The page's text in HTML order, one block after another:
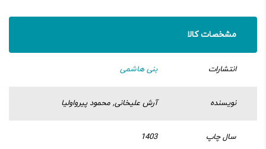
مشخصات کالا
انتشارات بنی هاشمی
نویسنده آرش علیخانی, محمود پیرواولیا
سال چاپ 1403